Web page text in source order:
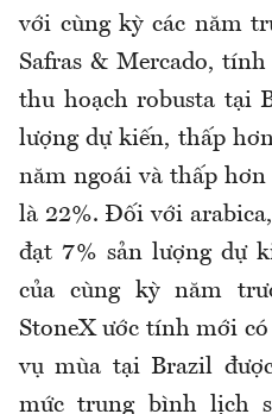
với cùng kỳ các năm
Safras & Mercado,
thu hoạch robusta tại
lượng dự kiến, thấp
năm ngoái và thấp
là 22%. Đối với
đạt 7% sản lượng dự
của cùng kỳ năm
StoneX ước tính mới
vụ mùa tại Brazil
mức trung bình lịch